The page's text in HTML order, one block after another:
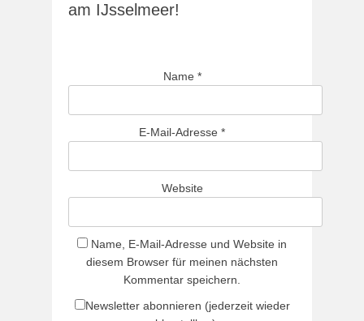
am IJsselmeer!
Name *
E-Mail-Adresse *
Website
Name, E-Mail-Adresse und Website in
diesem Browser für meinen nächsten
Kommentar speichern.
Newsletter abonnieren (jederzeit wieder